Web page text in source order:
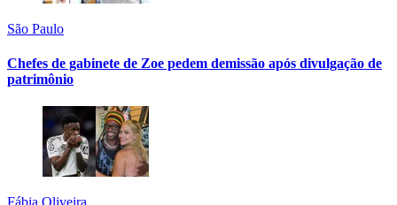
São Paulo
Chefes de gabinete de Zoe pedem demissão após divulgação de
patrimônio